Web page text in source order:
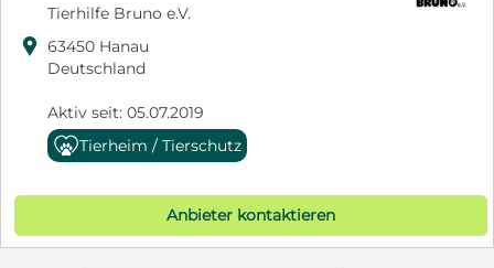
Tierhilfe Bruno e.V.
 63450 Hanau
Deutschland
Aktiv seit: 05.07.2019
Tierheim / Tierschutz
Anbieter kontaktieren